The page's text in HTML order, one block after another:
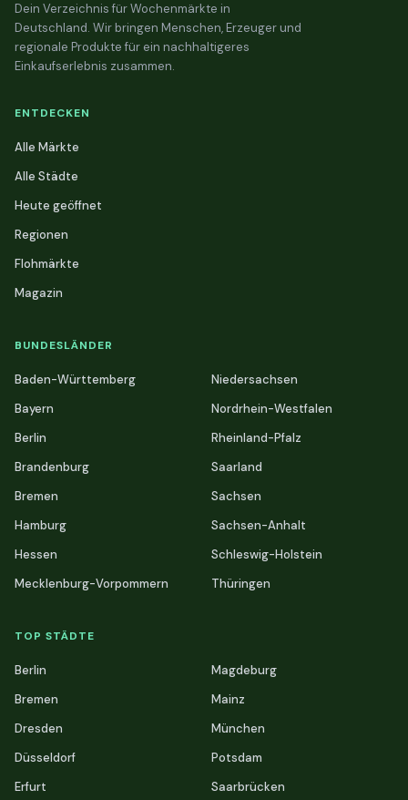
Dein Verzeichnis für Wochenmärkte in
Deutschland. Wir bringen Menschen, Erzeuger und
regionale Produkte für ein nachhaltigeres
Einkaufserlebnis zusammen.
ENTDECKEN
Alle Märkte
Alle Städte
Heute geöffnet
Regionen
Flohmärkte
Magazin
BUNDESLÄNDER
Baden-Württemberg
Bayern
Berlin
Brandenburg
Bremen
Hamburg
Hessen
Mecklenburg-Vorpommern
Niedersachsen
Nordrhein-Westfalen
Rheinland-Pfalz
Saarland
Sachsen
Sachsen-Anhalt
Schleswig-Holstein
Thüringen
TOP STÄDTE
Berlin
Bremen
Dresden
Düsseldorf
Erfurt
Magdeburg
Mainz
München
Potsdam
Saarbrücken